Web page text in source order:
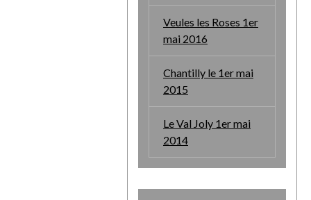
Veules les Roses 1er
mai 2016
Chantilly le 1er mai
2015
Le Val Joly 1er mai
2014